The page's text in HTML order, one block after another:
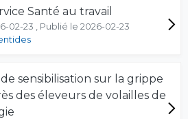
Santé au travail
02-23 , Publié le 2026-02-23
sensibilisation sur la grippe
des éleveurs de volailles de